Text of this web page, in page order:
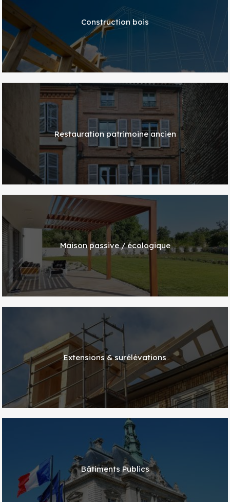
Construction bois
Restauration patrimoine ancien
Maison passive / écologique
Extensions & surélévations
Bâtiments Publics